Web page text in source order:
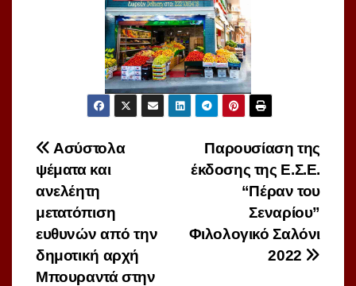
Πλοήγηση
άρθρων
Παρουσίαση της
έκδοσης της Ε.Σ.Ε.
“Πέραν του
Σεναρίου”
Φιλολογικό Σαλόνι
2022
Ασύστολα
ψέματα και
ανελέητη
μετατόπιση
ευθυνών από την
δημοτική αρχή
Μπουραντά στην